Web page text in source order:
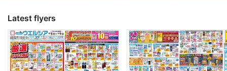
Latest flyers